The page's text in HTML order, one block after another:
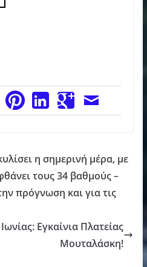
η σημερινή μέρα, με
τους 34 βαθμούς –
πρόγνωση και για τις
Εγκαίνια Πλατείας
Μουταλάσκη!